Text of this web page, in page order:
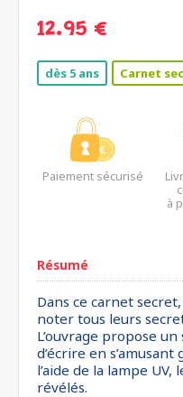
12.95 €
dès 5 ans Carnet
Paiement sécurisé
à
Résumé
Dans ce carnet
noter tous leurs
L’ouvrage propose
d’écrire en
l’aide de la lampe
révélés.